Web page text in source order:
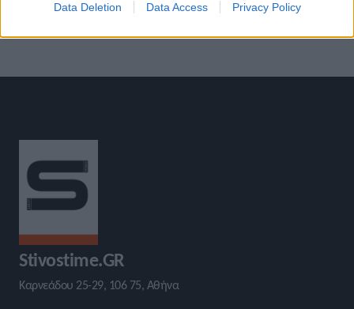
Data Deletion Data Access Privacy Policy
Stivostime.GR
Καρνεάδου 25-29, 106 75, Αθήνα